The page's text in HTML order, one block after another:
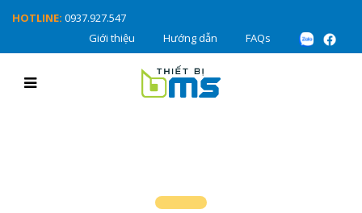
HOTLINE: 0937.927.547
Giới thiệu
Hướng dẫn FAQs